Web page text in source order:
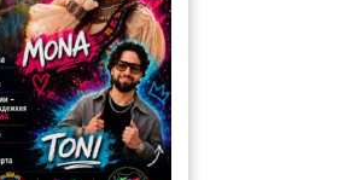
08-05 18:13:41
– Монтана
на
страната на младите“
за безвъзмездна
по Програма за